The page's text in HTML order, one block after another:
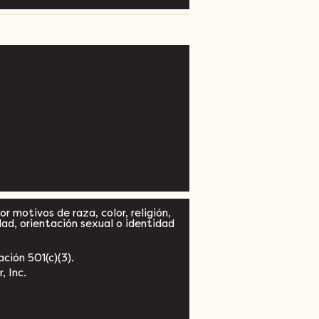
motivos de raza, color, religión,
orientación sexual o identidad
501(c)(3).
Inc.